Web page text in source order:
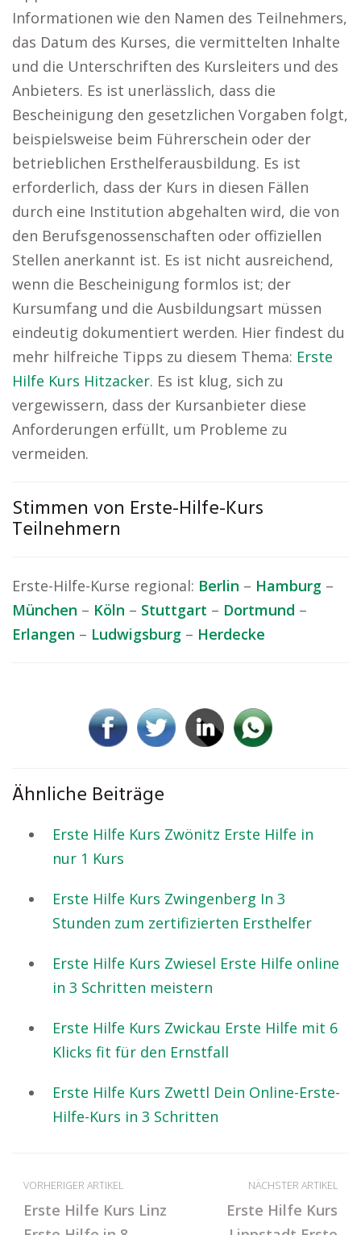
Informationen wie den Namen des Teilnehmers,
das Datum des Kurses, die vermittelten Inhalte
und die Unterschriften des Kursleiters und des
Anbieters. Es ist unerlässlich, dass die
Bescheinigung den gesetzlichen Vorgaben folgt,
beispielsweise beim Führerschein oder der
betrieblichen Ersthelferausbildung. Es ist
erforderlich, dass der Kurs in diesen Fällen
durch eine Institution abgehalten wird, die von
den Berufsgenossenschaften oder offiziellen
Stellen anerkannt ist. Es ist nicht ausreichend,
wenn die Bescheinigung formlos ist; der
Kursumfang und die Ausbildungsart müssen
eindeutig dokumentiert werden. Hier findest du
mehr hilfreiche Tipps zu diesem Thema: Erste
Hilfe Kurs Hitzacker. Es ist klug, sich zu
vergewissern, dass der Kursanbieter diese
Anforderungen erfüllt, um Probleme zu
vermeiden.
Stimmen von Erste-Hilfe-Kurs
Teilnehmern
Erste-Hilfe-Kurse regional: Berlin – Hamburg –
München – Köln – Stuttgart – Dortmund –
Erlangen – Ludwigsburg – Herdecke
Ähnliche Beiträge
Erste Hilfe Kurs Zwönitz Erste Hilfe in
nur 1 Kurs
Erste Hilfe Kurs Zwingenberg In 3
Stunden zum zertifizierten Ersthelfer
Erste Hilfe Kurs Zwiesel Erste Hilfe online
in 3 Schritten meistern
Erste Hilfe Kurs Zwickau Erste Hilfe mit 6
Klicks fit für den Ernstfall
Erste Hilfe Kurs Zwettl Dein Online-Erste-
Hilfe-Kurs in 3 Schritten
VORHERIGER ARTIKEL
Erste Hilfe Kurs Linz
NÄCHSTER ARTIKEL
Erste Hilfe Kurs